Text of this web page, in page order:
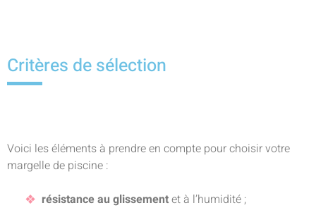
Critères de sélection
Voici les éléments à prendre en compte pour choisir votre
margelle de piscine :
résistance au glissementet à l’humidité ;